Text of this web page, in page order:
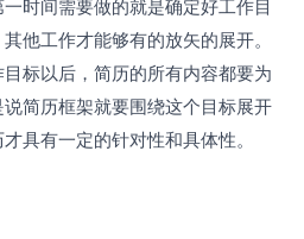
时间需要做的就是确定好工作目
他工作才能够有的放矢的展开。
标以后，简历的所有内容都要为
简历框架就要围绕这个目标展开
具有一定的针对性和具体性。